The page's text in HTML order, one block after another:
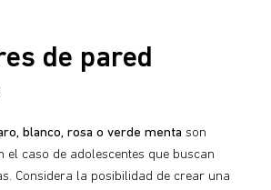
de pared
blanco, rosa o verde menta son
el caso de adolescentes que buscan
Considera la posibilidad de crear una